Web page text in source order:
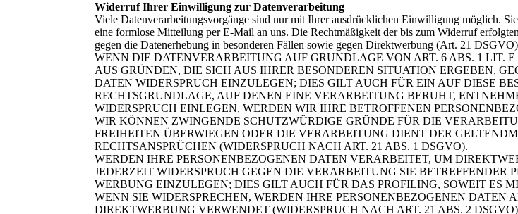
Widerruf Ihrer Einwilligung zur Datenverarbeitung
Viele Datenverarbeitungsvorgänge sind nur mit Ihrer ausdrücklichen Einwilligung möglich.
eine formlose Mitteilung per E-Mail an uns. Die Rechtmäßigkeit der bis zum Widerruf
gegen die Datenerhebung in besonderen Fällen sowie gegen Direktwerbung (Art. 21
WENN DIE DATENVERARBEITUNG AUF GRUNDLAGE VON ART. 6 ABS. 1 LIT.
AUS GRÜNDEN, DIE SICH AUS IHRER BESONDEREN SITUATION ERGEBEN,
DATEN WIDERSPRUCH EINZULEGEN; DIES GILT AUCH FÜR EIN AUF DIESE
RECHTSGRUNDLAGE, AUF DENEN EINE VERARBEITUNG BERUHT,
WIDERSPRUCH EINLEGEN, WERDEN WIR IHRE BETROFFENEN
WIR KÖNNEN ZWINGENDE SCHUTZWÜRDIGE GRÜNDE FÜR DIE
FREIHEITEN ÜBERWIEGEN ODER DIE VERARBEITUNG DIENT DER
RECHTSANSPRÜCHEN (WIDERSPRUCH NACH ART. 21 ABS. 1 DSGVO).
WERDEN IHRE PERSONENBEZOGENEN DATEN VERARBEITET, UM
JEDERZEIT WIDERSPRUCH GEGEN DIE VERARBEITUNG SIE BETREFFENDER
WERBUNG EINZULEGEN; DIES GILT AUCH FÜR DAS PROFILING, SOWEIT ES
WENN SIE WIDERSPRECHEN, WERDEN IHRE PERSONENBEZOGENEN DATEN
DIREKTWERBUNG VERWENDET (WIDERSPRUCH NACH ART. 21 ABS. 2